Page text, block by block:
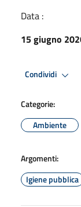
Data :
15 giugno
Condividi
Categorie:
Ambiente
Argomenti:
Igiene pubblica